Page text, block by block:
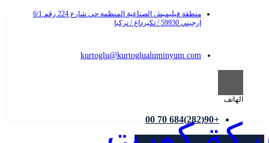
منطقة فيليميش الصناعية المنظمة حي شارع 224 رقم 6/1
إرجيني 59930 / تكيرداغ / تركيا
kurtoglu@kurtoglualuminyum.com
الهاتف
+90(282)684 70 00